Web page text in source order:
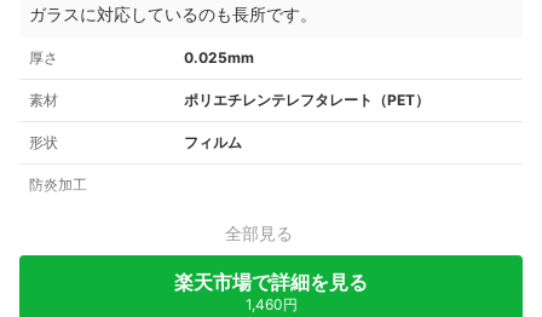
ガラスに対応しているのも長所です。
厚さ 0.025mm
素材 ポリエチレンテレフタレート（PET）
形状 フィルム
防炎加工
全部見る
楽天市場で詳細を見る
1,460円